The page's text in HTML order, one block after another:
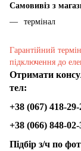
Самовивіз з
термінал
Гарантійний
підключення до
Отримати
тел:
+38 (067) 418-
+38 (066) 848-
Підбір з/ч по